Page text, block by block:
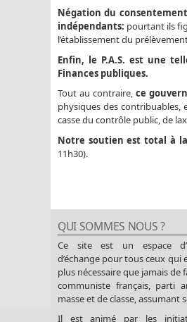
Négation du
indépendants: pourtant ils
l’établissement du
Enfin, le P.A.S. est une
Finances publiques.
Tout au contraire, ce
physiques des contribuables,
casse du contrôle public, de
Notre soutien est total à
11h30).
QUI SOMMES NOUS ?
Ce site est un espace
d’échange pour tous ceux qui
plus nécessaire que jamais de
communiste français, parti
masse et de classe, assumant
Il est animé par les